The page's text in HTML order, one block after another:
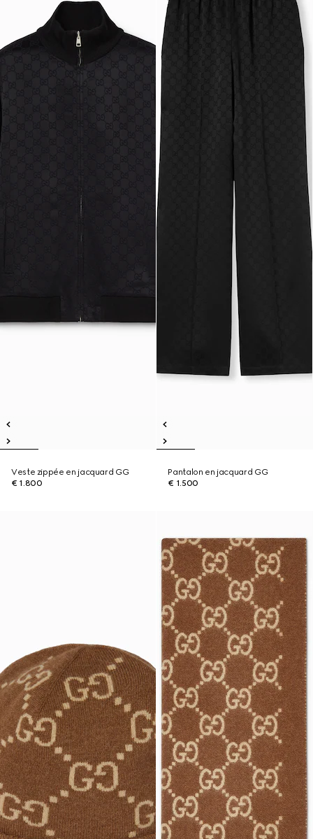
Veste zippée en jacquard GG
€ 1.800
Pantalon en jacquard GG
€ 1.500